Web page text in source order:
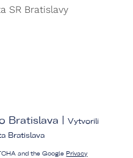
SR Bratislavy
Bratislava |
Vytvorili
Bratislava
and the Google Privacy